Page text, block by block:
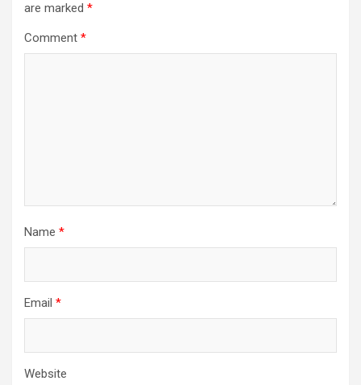
are marked *
Comment *
Name *
Email *
Website